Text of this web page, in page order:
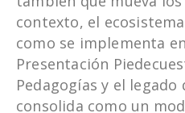
contexto, el ecosistema
como se implementa
Presentación
Pedagogías y el
consolida como un